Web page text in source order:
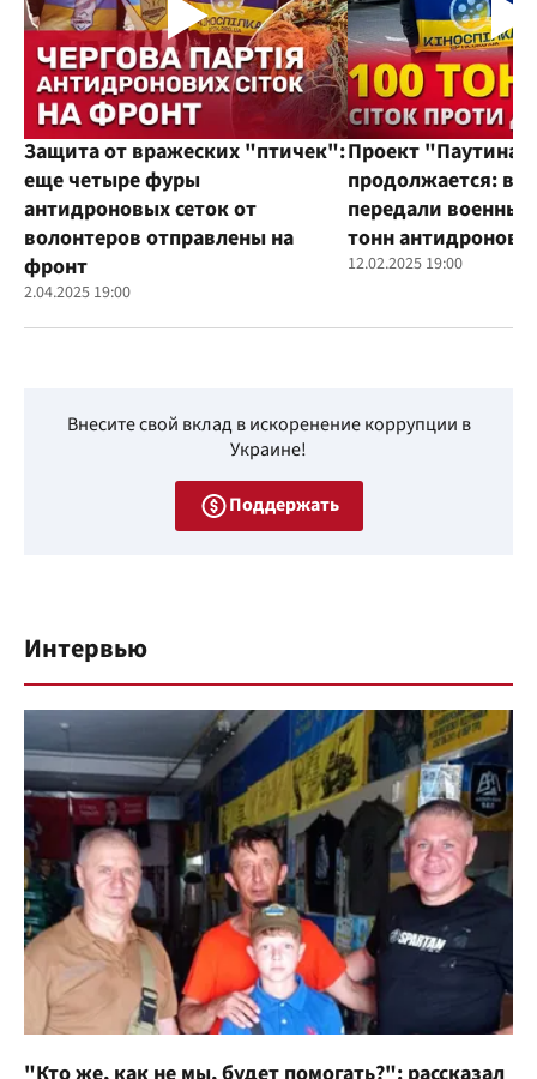
Защита от вражеских "птичек":
еще четыре фуры
антидроновых сеток от
волонтеров отправлены на
фронт
2.04.2025 19:00
Проект "Паутина"
продолжается:
передали
тонн
12.02.2025 19:00
Внесите свой вклад в искоренение коррупции в
Украине!
Поддержать
Интервью